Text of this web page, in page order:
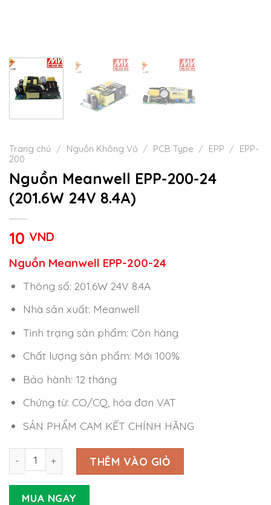
Trang chủ / Nguồn Không Vỏ / PCB Type / EPP / EPP-
200
Nguồn Meanwell EPP-200-24
(201.6W 24V 8.4A)
10 VND
Nguồn Meanwell EPP-200-24
Thông số: 201.6W 24V 8.4A
Nhà sản xuất: Meanwell
Tình trạng sản phẩm: Còn hàng
Chất lượng sản phẩm: Mới 100%
Bảo hành: 12 tháng
Chứng từ: CO/CQ, hóa đơn VAT
SẢN PHẨM CAM KẾT CHÍNH HÃNG
Nguồn Meanwell EPP-200-24 (201.6W 24V 8.4A) số lượng
THÊM VÀO GIỎ
MUA NGAY